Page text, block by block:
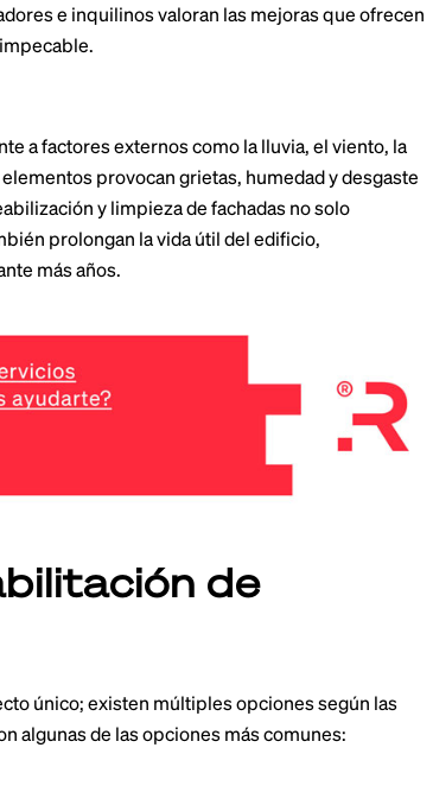
e inquilinos valoran las mejoras que ofrecen
a factores externos como la lluvia, el viento, la
provocan grietas, humedad y desgaste
y limpieza de fachadas no solo
prolongan la vida útil del edificio,
más años.
de
único; existen múltiples opciones según las
algunas de las opciones más comunes: